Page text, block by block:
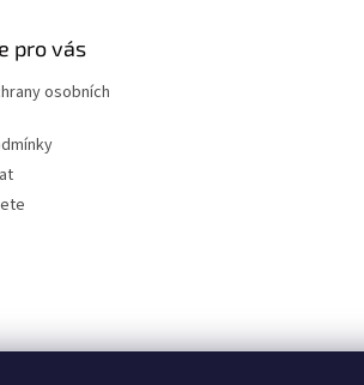
pro vás
osobních
sociálních sítích